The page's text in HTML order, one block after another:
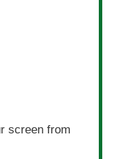
screen from